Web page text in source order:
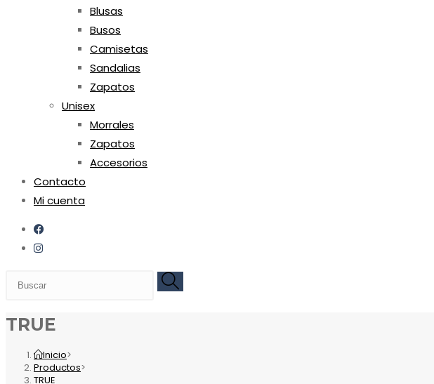
Blusas
Busos
Camisetas
Sandalias
Zapatos
Unisex
Morrales
Zapatos
Accesorios
Contacto
Mi cuenta
TRUE
Inicio>
Productos>
TRUE